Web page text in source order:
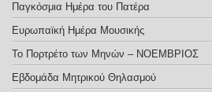
Παγκόσμια Ημέρα του Πατέρα
Ευρωπαϊκή Ημέρα Μουσικής
Το Πορτρέτο των Μηνών – ΝΟΕΜΒΡΙΟΣ
Εβδομάδα Μητρικού Θηλασμού